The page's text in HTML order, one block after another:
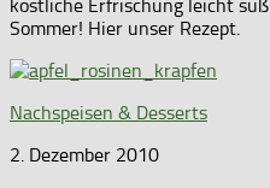
köstliche Erfrischung leicht
Sommer! Hier unser Rezept.
Nachspeisen & Desserts
2. Dezember 2010